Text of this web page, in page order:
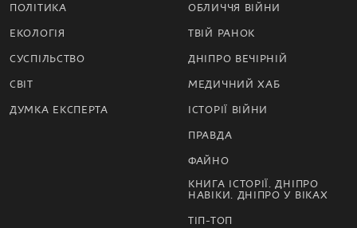
ПОЛІТИКА
ЕКОЛОГІЯ
СУСПІЛЬСТВО
СВІТ
ДУМКА ЕКСПЕРТА
ОБЛИЧЧЯ ВІЙНИ
ТВІЙ РАНОК
ДНІПРО ВЕЧІРНІЙ
МЕДИЧНИЙ ХАБ
ІСТОРІЇ ВІЙНИ
ПРАВДА
ФАЙНО
КНИГА ІСТОРІЇ. ДНІПРО
НАВІКИ. ДНІПРО У ВІКАХ
ТІП-ТОП